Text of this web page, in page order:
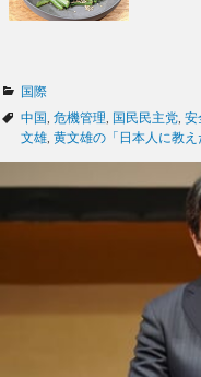
カ
テ
ゴ
国際
タ
グ
中国 危機管理 国民民主党 安
文雄 黄文雄の「日本人に教え